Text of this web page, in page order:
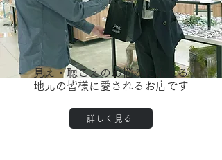
見え・聴こえのお悩みに応える
地元の皆様に愛されるお店です
詳しく見る